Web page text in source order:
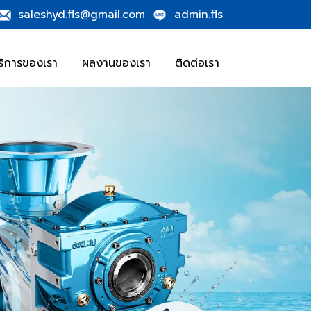
การของเรา ผลงานของเรา ติดต่อเรา
saleshyd.fls@gmail.com admin.fls